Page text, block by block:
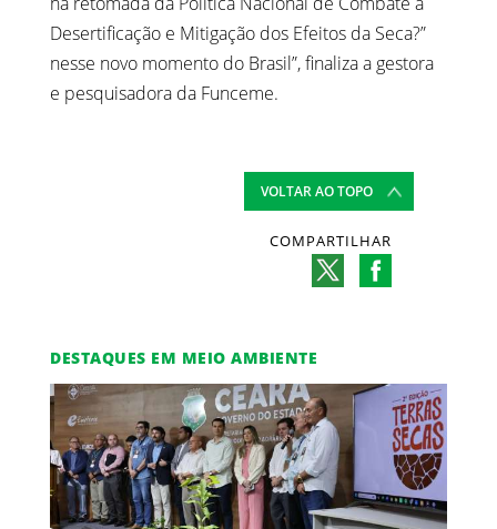
Desertificação e Mitigação dos Efeitos da Seca?”
nesse novo momento do Brasil”, finaliza a gestora
e pesquisadora da Funceme.
VOLTAR AO TOPO
COMPARTILHAR
DESTAQUES EM MEIO AMBIENTE